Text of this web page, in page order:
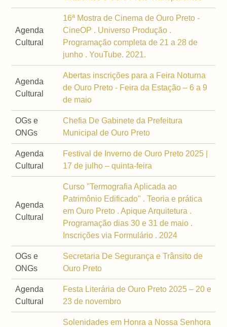
Agenda
Cultural
16ª Mostra de Cinema de Ouro Preto -
CineOP . Universo Produção .
Programação completa de 21 a 28 de
junho . YouTube. 2021.
Agenda
Cultural
Abertas inscrições para a Feira Noturna
de Ouro Preto - Feira da Estação – 6 a 9
de maio
OGs e
ONGs
Chefia De Gabinete da Prefeitura
Municipal de Ouro Preto
Agenda
Cultural
Festival de Inverno de Ouro Preto 2025 |
17 de julho – quinta-feira
Agenda
Cultural
Curso "Termografia Aplicada ao
Patrimônio Edificado" . Teoria e prática
em Ouro Preto . Apique Arquitetura .
Programação dias 30 e 31 de maio .
Inscrições via Formulário . 2024
OGs e
ONGs
Secretaria De Segurança e Trânsito de
Ouro Preto
Agenda
Cultural
Festa Literária de Ouro Preto 2025 – 20 e
23 de novembro
Solenidades em Honra a Nossa Senhora